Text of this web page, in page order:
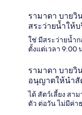
รามาดา บายวิ
สระว่ายน้ำให้
ใช่ มีสระว่ายน้ำ
ตั้งแต่เวลา 9:00
รามาดา บายวิ
อนุญาตให้นำสั
ได้ สัตว์เลี้ยง สา
ตัว ต่อวัน ไม่มีค่า